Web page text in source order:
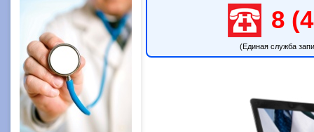
8
(Единая служба